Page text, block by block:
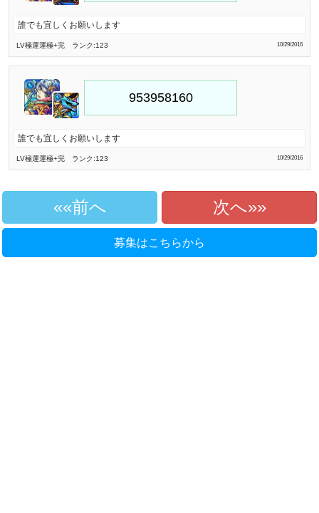
誰でも宜しくお願いします
LV極運運極+完 ランク:123 10/29/2016
誰でも宜しくお願いします
LV極運運極+完 ランク:123 10/29/2016
«前へ 次へ»
募集はこちらから